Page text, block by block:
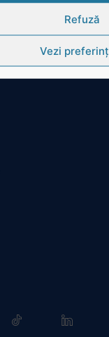
Refuză
Vezi